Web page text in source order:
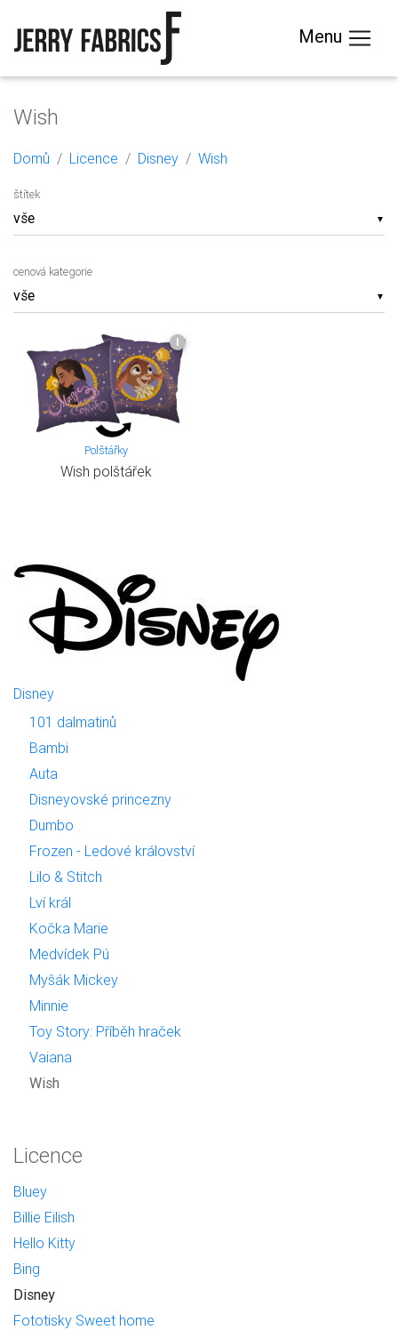
Menu
Wish
Domů Licence Disney Wish
▼
štítek
▼
cenová kategorie
I
Polštářky
Wish polštářek
Disney
101 dalmatinů
Bambi
Auta
Disneyovské princezny
Dumbo
Frozen - Ledové království
Lilo & Stitch
Lví král
Kočka Marie
Medvídek Pú
Myšák Mickey
Minnie
Toy Story: Příběh hraček
Vaiana
Wish
Licence
Bluey
Billie Eilish
Hello Kitty
Bing
Disney
Fototisky Sweet home